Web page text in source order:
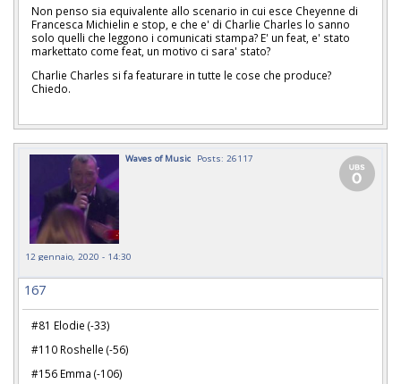
Non penso sia equivalente allo scenario in cui esce Cheyenne di
Francesca Michielin e stop, e che e' di Charlie Charles lo sanno
solo quelli che leggono i comunicati stampa? E' un feat, e' stato
markettato come feat, un motivo ci sara' stato?
Charlie Charles si fa featurare in tutte le cose che produce?
Chiedo.
Waves of Music Posts: 26117
12 gennaio, 2020 - 14:30
167
#81 Elodie (-33)
#110 Roshelle (-56)
#156 Emma (-106)